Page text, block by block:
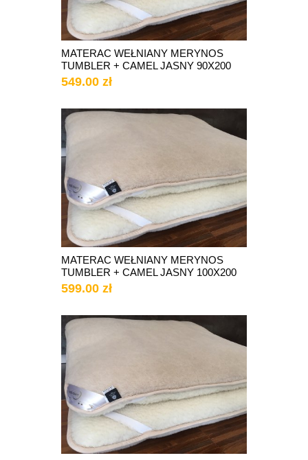
MATERAC WEŁNIANY MERYNOS
TUMBLER + CAMEL JASNY 90X200
549.00 zł
MATERAC WEŁNIANY MERYNOS
TUMBLER + CAMEL JASNY 100X200
599.00 zł